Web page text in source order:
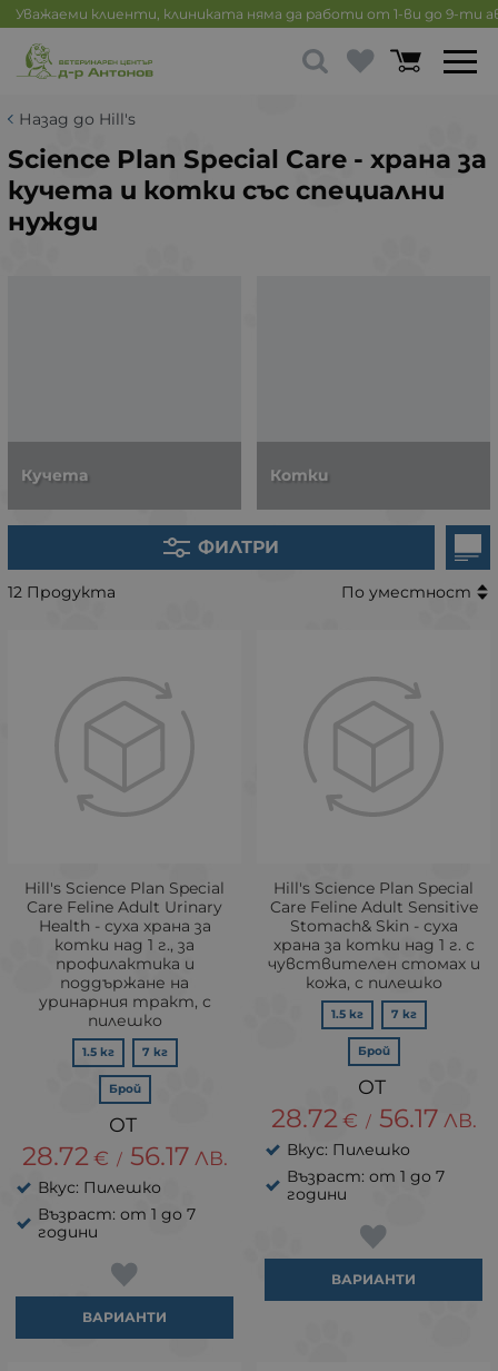
Уважаеми клиенти, клиниката няма да работи от 1-ви до 9-ти
Назад до Hill's
Science Plan Special Care - храна за
кучета и котки със специални
нужди
Кучета Котки
ФИЛТРИ
12 Продукта По уместност
Hill's Science Plan Special
Care Feline Adult Urinary
Health - суха храна за
котки над 1 г., за
профилактика и
поддържане на
уринарния тракт, с
пилешко
1.5 кг 7 кг
Брой
28.72 € / 56.17 ЛВ.
Вкус: Пилешко
Възраст: от 1 до 7
години
ВАРИАНТИ
Hill's Science Plan Special
Care Feline Adult Sensitive
Stomach& Skin - суха
храна за котки над 1 г. с
чувствителен стомах и
кожа, с пилешко
1.5 кг 7 кг
Брой
28.72 € / 56.17 ЛВ.
Вкус: Пилешко
Възраст: от 1 до 7
години
ВАРИАНТИ